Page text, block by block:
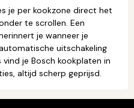
je per kookzone direct het
te scrollen. Een
je wanneer je
uitschakeling
vind je Bosch kookplaten in
altijd scherp geprijsd.